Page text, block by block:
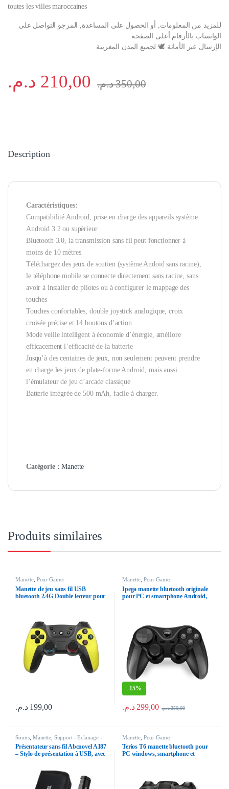
toutes les villes maroccaines
للمزيد من المعلومات, أو الحصول على المساعدة, المرجو التواصل على
الواتساب بالأرقام أعلى الصفحة
الإرسال عبر الأمانة ⁦🕊️⁩ لجميع المدن المغربية
210,00 د.م. 350,00 د.م.
Description
Caractéristiques:
Compatibilité Android, prise en charge des appareils système
Android 3.2 ou supérieur
Bluetooth 3.0, la transmission sans fil peut fonctionner à
moins de 10 mètres
Téléchargez des jeux de soutien (système Andoid sans racine),
le téléphone mobile se connecte directement sans racine, sans
avoir à installer de pilotes ou à configurer le mappage des
touches
Touches confortables, double joystick analogique, croix
croisée précise et 14 boutons d’action
Mode veille intelligent à économie d’énergie, améliore
efficacement l’efficacité de la batterie
Jusqu’à des centaines de jeux, non seulement peuvent prendre
en charge les jeux de plate-forme Android, mais aussi
l’émulateur de jeu d’arcade classique
Batterie intégrée de 500 mAh, facile à charger.
Catégorie :Manette
Produits similaires
Manette Pour Gamer
Manette de jeu sans fil USB
bluetooth 2.4G Double lecteur pour
199,00 د.م.
Manette Pour Gamer
Ipega manette bluetooth originale
pour PC et smartphone Android,
-15%
299,00 د.م. 350,00 د.م.
Souris Manette, Support - Eclairage -
Selfi
Présentateur sans fil Abcnovel A187
– Stylo de présentation à USB, avec
Manette Pour Gamer
Terios T6 manette bluetooth pour
PC windows, smartphone et